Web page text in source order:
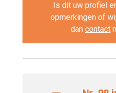
Is dit uw profiel
opmerkingen of
dan contact